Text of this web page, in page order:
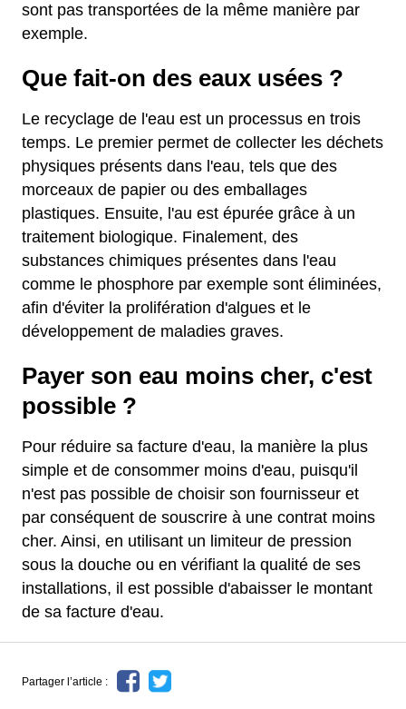
sont pas transportées de la même manière par
exemple.
Que fait-on des eaux usées ?
Le recyclage de l'eau est un processus en trois
temps. Le premier permet de collecter les déchets
physiques présents dans l'eau, tels que des
morceaux de papier ou des emballages
plastiques. Ensuite, l'au est épurée grâce à un
traitement biologique. Finalement, des
substances chimiques présentes dans l'eau
comme le phosphore par exemple sont éliminées,
afin d'éviter la prolifération d'algues et le
développement de maladies graves.
Payer son eau moins cher, c'est
possible ?
Pour réduire sa facture d'eau, la manière la plus
simple et de consommer moins d'eau, puisqu'il
n'est pas possible de choisir son fournisseur et
par conséquent de souscrire à une contrat moins
cher. Ainsi, en utilisant un limiteur de pression
sous la douche ou en vérifiant la qualité de ses
installations, il est possible d'abaisser le montant
de sa facture d'eau.
Partager l’article :